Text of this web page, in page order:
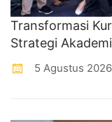
Transformasi
Strategi
5 Agustus 2026